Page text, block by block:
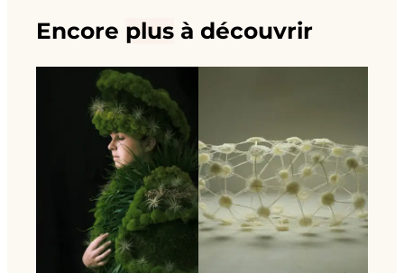
Encore plus à découvrir